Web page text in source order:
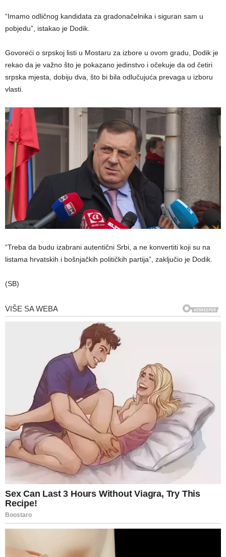
“Imamo odličnog kandidata za gradonačelnika i siguran sam u
pobjedu”, istakao je Dodik.
Govoreći o srpskoj listi u Mostaru za izbore u ovom gradu, Dodik je
rekao da je važno što je pokazano jedinstvo i očekuje da od četiri
srpska mjesta, dobiju dva, što bi bila odlučujuća prevaga u izboru
vlasti.
“Treba da budu izabrani autentični Srbi, a ne konvertiti koji su na
listama hrvatskih i bošnjačkih političkih partija”, zaključio je Dodik.
(SB)